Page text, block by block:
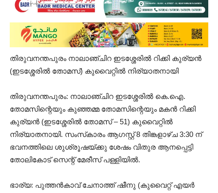
തിരുവനന്തപുരം നാലാഞ്ചിറ ഇടശ്ശേരില്‍ റിക്കി കുര്യന്‍
(ഇടശ്ശേരില്‍ തോമസ്) കുവൈറ്റില്‍ നിര്യാതനായി
തിരുവനന്തപുരം: നാലാഞ്ചിറ ഇടശ്ശേരില്‍ കെ.ഐ.
തോമസിന്റെയും കുഞ്ഞമ്മ തോമസിന്റെയും മകന്‍ റിക്കി
കുര്യന്‍ (ഇടശ്ശേരില്‍ തോമസ് – 51) കുവൈറ്റില്‍
നിര്യാതനായി. സംസ്‌കാരം ആഗസ്റ്റ് 8 തിങ്കളാഴ്ച 3:30 ന്
ഭവനത്തിലെ ശുശ്രൂഷയ്ക്കു ശേഷം വിതുര ആനപ്പെട്ടി
തോലികോട് സെന്റ് മേരീസ് പള്ളിയില്‍.
ഭാര്യ: പുത്തന്‍കാവ് ചേനാത്ത് ഷീനു (കുവൈറ്റ് എയര്‍